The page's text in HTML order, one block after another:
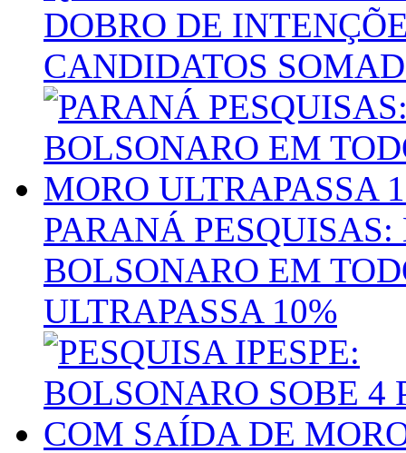
DOBRO DE
CANDIDATOS
PARANÁ
BOLSONARO EM
ULTRAPASSA 10%